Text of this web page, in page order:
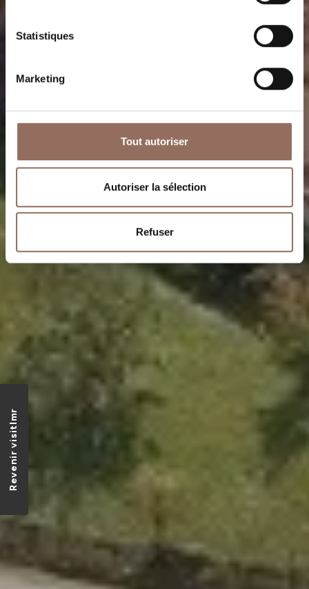
Statistiques
Marketing
Tout autoriser
Autoriser la sélection
Refuser
Revenir visitlmr